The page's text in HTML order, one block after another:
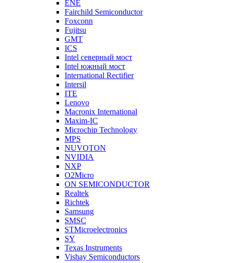
ENE
Fairchild Semiconductor
Foxconn
Fujitsu
GMT
ICS
Intel северный мост
Intel южный мост
International Rectifier
Intersil
ITE
Lenovo
Macronix International
Maxim-IC
Microchip Technology
MPS
NUVOTON
NVIDIA
NXP
O2Micro
ON SEMICONDUCTOR
Realtek
Richtek
Samsung
SMSC
STMicroelectronics
SY
Texas Instruments
Vishay Semiconductors